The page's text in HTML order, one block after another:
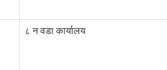
८ न वडा कार्यालय